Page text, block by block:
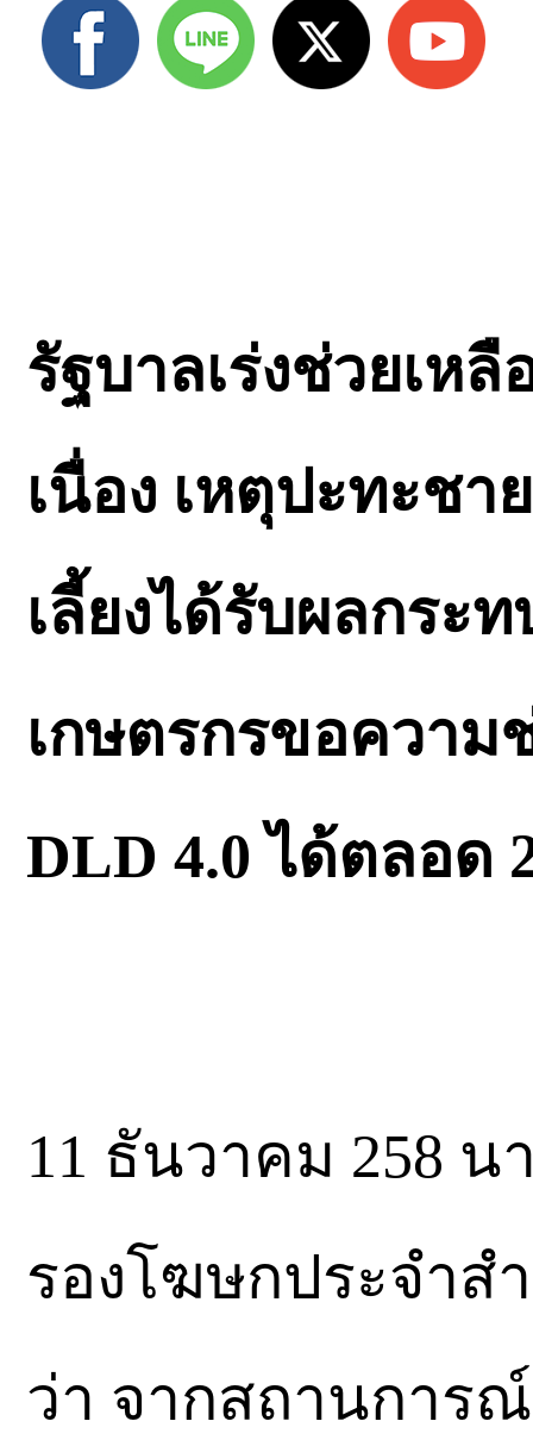
รัฐบาลเร่งช่วยเห
เนื่อง เหตุปะทะช
เลี้ยงได้รับผลกระ
เกษตรกรขอความ
DLD 4.0 ได้ตลอด
11 ธันวาคม 258
รองโฆษกประจำส
ว่า จากสถานการ